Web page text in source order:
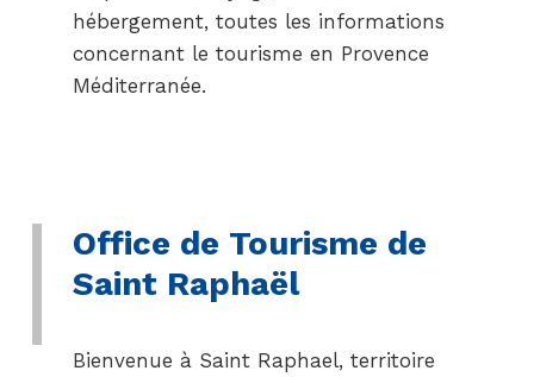
hébergement, toutes les informations
concernant le tourisme en Provence
Méditerranée.
Office de Tourisme de
Saint Raphaël
Bienvenue à Saint Raphael, territoire